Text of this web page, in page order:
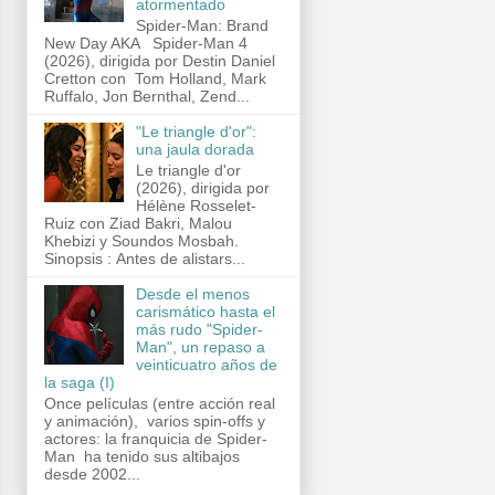
atormentado
Spider-Man: Brand
New Day AKA Spider-Man 4
(2026), dirigida por Destin Daniel
Cretton con Tom Holland, Mark
Ruffalo, Jon Bernthal, Zend...
"Le triangle d'or":
una jaula dorada
Le triangle d'or
(2026), dirigida por
Hélène Rosselet-
Ruiz con Ziad Bakri, Malou
Khebizi y Soundos Mosbah.
Sinopsis : Antes de alistars...
Desde el menos
carismático hasta el
más rudo "Spider-
Man", un repaso a
veinticuatro años de
la saga (I)
Once películas (entre acción real
y animación), varios spin-offs y
actores: la franquicia de Spider-
Man ha tenido sus altibajos
desde 2002...